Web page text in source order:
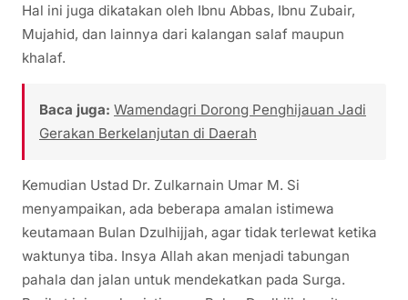
Hal ini juga dikatakan oleh Ibnu Abbas, Ibnu Zubair,
Mujahid, dan lainnya dari kalangan salaf maupun
khalaf.
Baca juga: Wamendagri Dorong Penghijauan Jadi
Gerakan Berkelanjutan di Daerah
Kemudian Ustad Dr. Zulkarnain Umar M. Si
menyampaikan, ada beberapa amalan istimewa
keutamaan Bulan Dzulhijjah, agar tidak terlewat ketika
waktunya tiba. Insya Allah akan menjadi tabungan
pahala dan jalan untuk mendekatkan pada Surga.